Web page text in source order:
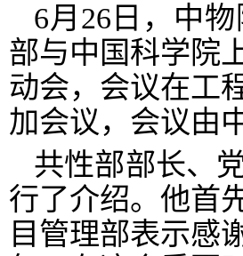
6月 26 日，中
部与中国科学院
动会，会议在工
加会议，会议由
共性部部长、
行了介绍。他首
目管理部表示感